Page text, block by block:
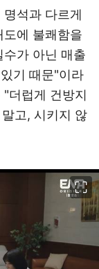
석과 다르게
에 불쾌함을
가 아닌 매출
기 때문"이라
더럽게 건방지
고, 시키지 않